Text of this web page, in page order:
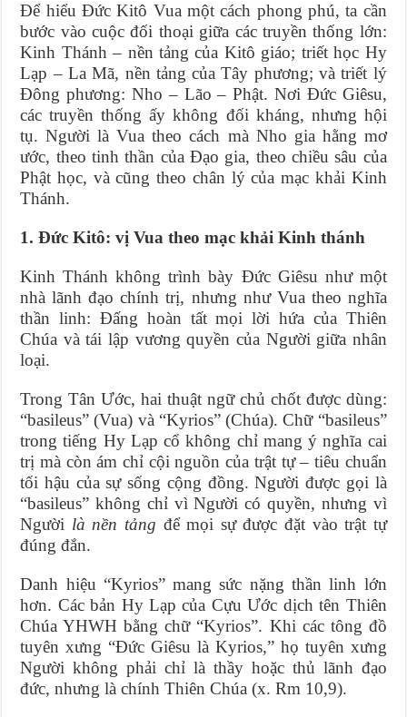
Để hiểu Đức Kitô Vua một cách phong phú, ta cần
bước vào cuộc đối thoại giữa các truyền thống lớn:
Kinh Thánh – nền tảng của Kitô giáo; triết học Hy
Lạp – La Mã, nền tảng của Tây phương; và triết lý
Đông phương: Nho – Lão – Phật. Nơi Đức Giêsu,
các truyền thống ấy không đối kháng, nhưng hội
tụ. Người là Vua theo cách mà Nho gia hằng mơ
ước, theo tinh thần của Đạo gia, theo chiều sâu của
Phật học, và cũng theo chân lý của mạc khải Kinh
Thánh.
1. Đức Kitô: vị Vua theo mạc khải Kinh thánh
Kinh Thánh không trình bày Đức Giêsu như một
nhà lãnh đạo chính trị, nhưng như Vua theo nghĩa
thần linh: Đấng hoàn tất mọi lời hứa của Thiên
Chúa và tái lập vương quyền của Người giữa nhân
loại.
Trong Tân Ước, hai thuật ngữ chủ chốt được dùng:
“basileus” (Vua) và “Kyrios” (Chúa). Chữ “basileus”
trong tiếng Hy Lạp cổ không chỉ mang ý nghĩa cai
trị mà còn ám chỉ cội nguồn của trật tự – tiêu chuẩn
tối hậu của sự sống cộng đồng. Người được gọi là
“basileus” không chỉ vì Người có quyền, nhưng vì
Người là nền tảng để mọi sự được đặt vào trật tự
đúng đắn.
Danh hiệu “Kyrios” mang sức nặng thần linh lớn
hơn. Các bản Hy Lạp của Cựu Ước dịch tên Thiên
Chúa YHWH bằng chữ “Kyrios”. Khi các tông đồ
tuyên xưng “Đức Giêsu là Kyrios,” họ tuyên xưng
Người không phải chỉ là thầy hoặc thủ lãnh đạo
đức, nhưng là chính Thiên Chúa (x. Rm 10,9).